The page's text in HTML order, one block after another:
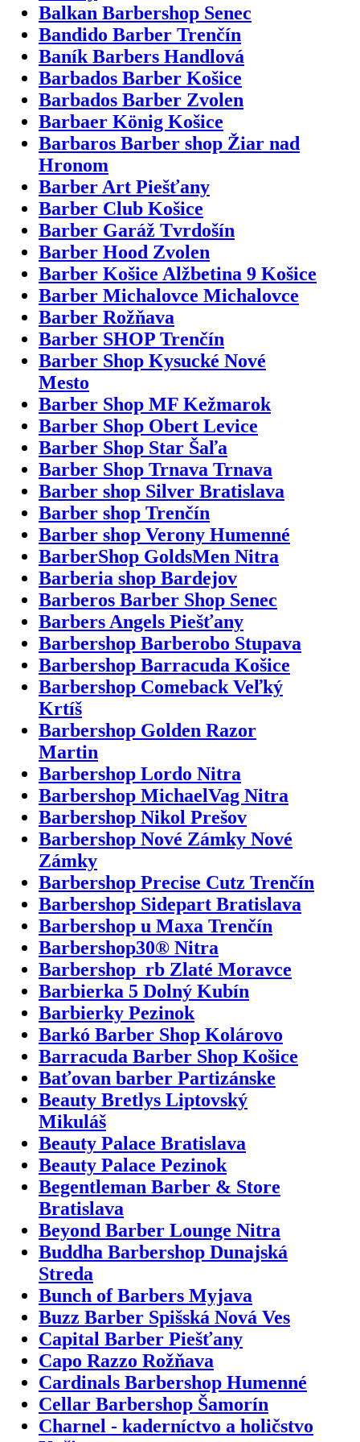
Balkan Barbershop Senec
Bandido Barber Trenčín
Baník Barbers Handlová
Barbados Barber Košice
Barbados Barber Zvolen
Barbaer König Košice
Barbaros Barber shop Žiar nad
Hronom
Barber Art Piešťany
Barber Club Košice
Barber Garáž Tvrdošín
Barber Hood Zvolen
Barber Košice Alžbetina 9 Košice
Barber Michalovce Michalovce
Barber Rožňava
Barber SHOP Trenčín
Barber Shop Kysucké Nové
Mesto
Barber Shop MF Kežmarok
Barber Shop Obert Levice
Barber Shop Star Šaľa
Barber Shop Trnava Trnava
Barber shop Silver Bratislava
Barber shop Trenčín
Barber shop Verony Humenné
BarberShop GoldsMen Nitra
Barberia shop Bardejov
Barberos Barber Shop Senec
Barbers Angels Piešťany
Barbershop Barberobo Stupava
Barbershop Barracuda Košice
Barbershop Comeback Veľký
Krtíš
Barbershop Golden Razor
Martin
Barbershop Lordo Nitra
Barbershop MichaelVag Nitra
Barbershop Nikol Prešov
Barbershop Nové Zámky Nové
Zámky
Barbershop Precise Cutz Trenčín
Barbershop Sidepart Bratislava
Barbershop u Maxa Trenčín
Barbershop30® Nitra
Barbershop_rb Zlaté Moravce
Barbierka 5 Dolný Kubín
Barbierky Pezinok
Barkó Barber Shop Kolárovo
Barracuda Barber Shop Košice
Baťovan barber Partizánske
Beauty Bretlys Liptovský
Mikuláš
Beauty Palace Bratislava
Beauty Palace Pezinok
Begentleman Barber & Store
Bratislava
Beyond Barber Lounge Nitra
Buddha Barbershop Dunajská
Streda
Bunch of Barbers Myjava
Buzz Barber Spišská Nová Ves
Capital Barber Piešťany
Capo Razzo Rožňava
Cardinals Barbershop Humenné
Cellar Barbershop Šamorín
Charnel - kaderníctvo a holičstvo